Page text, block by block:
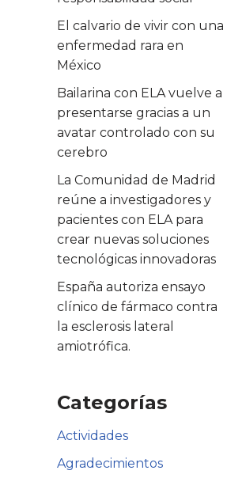
El calvario de vivir con una
enfermedad rara en
México
Bailarina con ELA vuelve a
presentarse gracias a un
avatar controlado con su
cerebro
La Comunidad de Madrid
reúne a investigadores y
pacientes con ELA para
crear nuevas soluciones
tecnológicas innovadoras
España autoriza ensayo
clínico de fármaco contra
la esclerosis lateral
amiotrófica.
Categorías
Actividades
Agradecimientos